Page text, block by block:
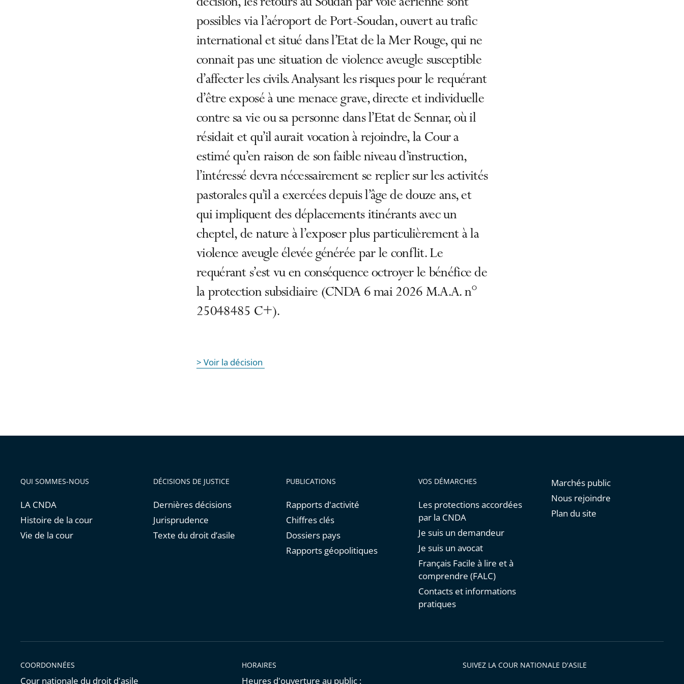
décision, les retours au Soudan par voie aérienne sont
possibles via l’aéroport de Port-Soudan, ouvert au trafic
international et situé dans l’Etat de la Mer Rouge, qui ne
connait pas une situation de violence aveugle susceptible
d’affecter les civils. Analysant les risques pour le requérant
d’être exposé à une menace grave, directe et individuelle
contre sa vie ou sa personne dans l’Etat de Sennar, où il
résidait et qu’il aurait vocation à rejoindre, la Cour a
estimé qu’en raison de son faible niveau d’instruction,
l’intéressé devra nécessairement se replier sur les activités
pastorales qu’il a exercées depuis l’âge de douze ans, et
qui impliquent des déplacements itinérants avec un
cheptel, de nature à l’exposer plus particulièrement à la
violence aveugle élevée générée par le conflit. Le
requérant s’est vu en conséquence octroyer le bénéfice de
la protection subsidiaire (CNDA 6 mai 2026 M.A.A. n°
25048485 C+).
> Voir la décision
QUI SOMMES-NOUS
LA CNDA
Histoire de la cour
Vie de la cour
DÉCISIONS DE JUSTICE
Dernières décisions
Jurisprudence
Texte du droit d’asile
PUBLICATIONS
Rapports d'activité
Chiffres clés
Dossiers pays
Rapports géopolitiques
VOS DÉMARCHES
Les protections accordées
par la CNDA
Je suis un demandeur
Je suis un avocat
Français Facile à lire et à
comprendre (FALC)
Contacts et informations
pratiques
Marchés public
Nous rejoindre
Plan du site
COORDONNÉES
Cour nationale du droit d'asile
HORAIRES
Heures d'ouverture au public :
SUIVEZ LA COUR NATIONALE D'ASILE